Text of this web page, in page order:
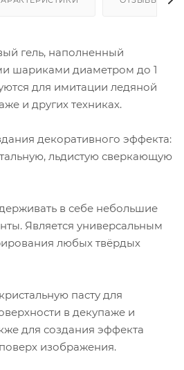
гель, наполненный
шариками диаметром до 1
для имитации ледяной
и других техниках.
декоративного эффекта:
льдистую сверкающую
в себе небольшие
Является универсальным
любых твёрдых
пасту для
в декупаже и
для создания эффекта
изображения.